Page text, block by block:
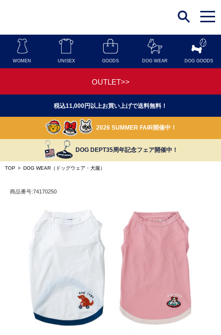
t
o
g
n
a
o
WOMEN UNISEX GOODS DOG WEAR DOG GOODS
OUTLET>>
税込11,000円以上お買い上げで送料無料！
2026 SUMMER FAIR開催中！
DOG DEPT35周年記念フェア開催中！
TOP > DOG WEAR（ドッグウェア・犬服）
商品番号:74170250